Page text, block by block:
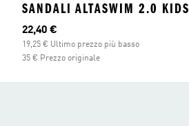
SANDALI ALTASWIM 2.0 KIDS
Prezzo attuale
22,40 €
19,25 € Ultimo prezzo più basso
35 € Prezzo originale